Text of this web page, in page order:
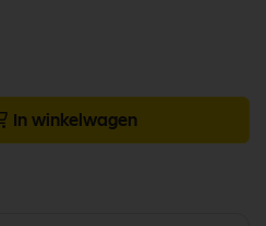
In winkelwagen